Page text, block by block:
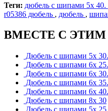
Теги: дюбель с шипами 5х 40.
r05386 дюбель , дюбель ,
ВМЕСТЕ С
Дюбель с шипами 5х 30.
Дюбель с шипами 6х 25.
Дюбель с шипами 6х 30.
Дюбель с шипами 6х 35.
Дюбель с шипами 6х 40.
Дюбель с шипами 8х 30